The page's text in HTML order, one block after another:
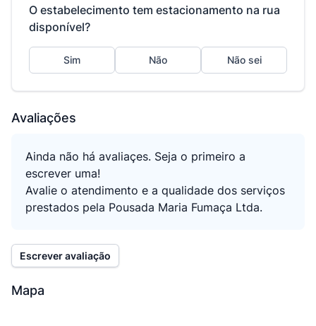
O estabelecimento tem estacionamento na rua
disponível?
Sim Não Não sei
Avaliações
Ainda não há avaliaçes. Seja o primeiro a
escrever uma!
Avalie o atendimento e a qualidade dos serviços
prestados pela Pousada Maria Fumaça Ltda.
Escrever avaliação
Mapa